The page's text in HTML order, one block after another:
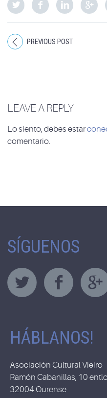
PREVIOUS POST
LEAVE A REPLY
Lo siento, debes estar
comentario.
SÍGUENOS
HÁBLANOS!
Asociación Cultural Vieiro
Ramón Cabanillas, 10
32004 Ourense